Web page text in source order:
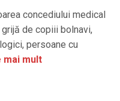
concediului medical
de copiii bolnavi,
persoane cu
mai mult